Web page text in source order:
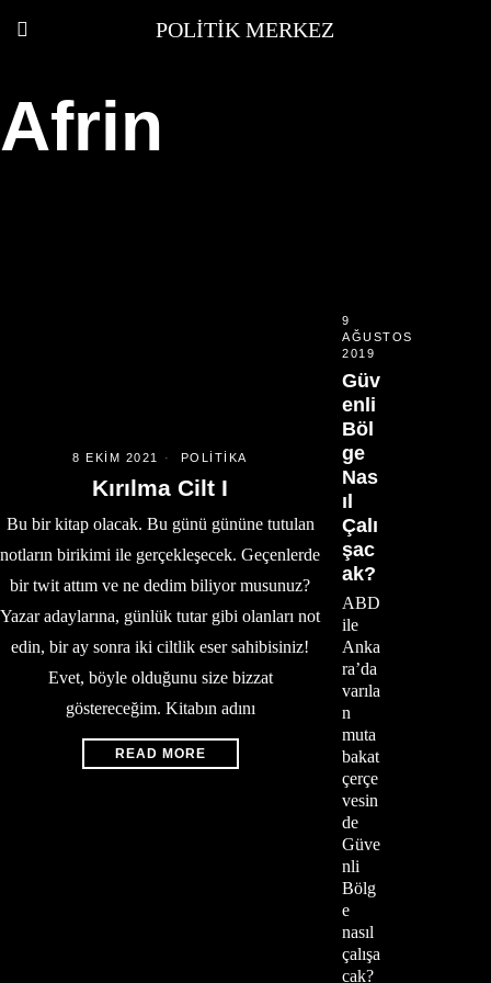
POLITIK MERKEZ
Afrin
8 EKIM 2021 POLITIKA
Kırılma Cilt I
Bu bir kitap olacak. Bu günü gününe tutulan
notların birikimi ile gerçekleşecek. Geçenlerde
bir twit attım ve ne dedim biliyor musunuz?
Yazar adaylarına, günlük tutar gibi olanları not
edin, bir ay sonra iki ciltlik eser sahibisiniz!
Evet, böyle olduğunu size bizzat
göstereceğim. Kitabın adını
READ MORE
9
AĞUSTOS
2019
Güv
enli
Böl
ge
Nas
ıl
Çalı
şac
ak?
ABD
ile
Anka
ra’da
varıla
n
muta
bakat
çerçe
vesin
de
Güve
nli
Bölg
e
nasıl
çalışa
cak?